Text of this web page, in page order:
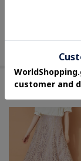
30%OFF
#